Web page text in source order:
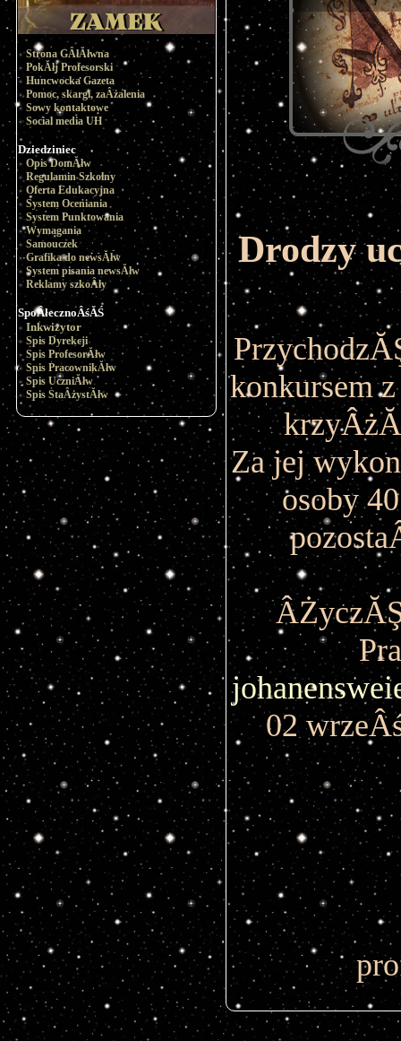
Strona GÂłĂłwna
PokĂłj Profesorski
Huncwocka Gazeta
Pomoc, skargi, zaÂżalenia
Sowy kontaktowe
Social media UH
Dziedziniec
Opis DomĂłw
Regulamin Szkolny
Oferta Edukacyjna
System Oceniania
System Punktowania
Wymagania
Samouczek
Grafika do newsĂłw
System pisania newsĂłw
Reklamy szkoÂły
SpoÂłecznoÂśĂŚ
Inkwizytor
Spis Dyrekcji
Spis ProfesorĂłw
Spis PracownikĂłw
Spis UczniĂłw
Spis StaÂżystĂłw
Drodzy
konkursem
Za jej
osoby
02